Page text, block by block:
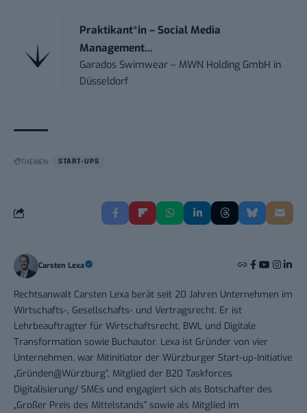
Praktikant*in – Social Media
Management...
Garados Swimwear – MWN Holding GmbH in
Düsseldorf
THEMEN: START-UPS
Carsten Lexa
Rechtsanwalt Carsten Lexa berät seit 20 Jahren Unternehmen im
Wirtschafts-, Gesellschafts- und Vertragsrecht. Er ist
Lehrbeauftragter für Wirtschaftsrecht, BWL und Digitale
Transformation sowie Buchautor. Lexa ist Gründer von vier
Unternehmen, war Mitinitiator der Würzburger Start-up-Initiative
„Gründen@Würzburg”, Mitglied der B20 Taskforces
Digitalisierung/ SMEs und engagiert sich als Botschafter des
„Großer Preis des Mittelstands” sowie als Mitglied im